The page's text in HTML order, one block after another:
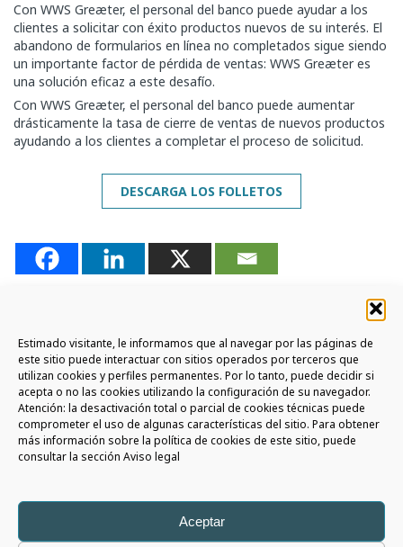
Estimado visitante, le informamos que al navegar por las páginas de
este sitio puede interactuar con sitios operados por terceros que
utilizan cookies y perfiles permanentes. Por lo tanto, puede decidir si
acepta o no las cookies utilizando la configuración de su navegador.
Atención: la desactivación total o parcial de cookies técnicas puede
comprometer el uso de algunas características del sitio. Para obtener
más información sobre la política de cookies de este sitio, puede
consultar la sección Aviso legal
Aceptar
Con WWS Greæter, el personal del banco puede ayudar a los
clientes a solicitar con éxito productos nuevos de su interés. El
abandono de formularios en línea no completados sigue siendo
un importante factor de pérdida de ventas: WWS Greæter es
una solución eficaz a este desafío.
Con WWS Greæter, el personal del banco puede aumentar
drásticamente la tasa de cierre de ventas de nuevos productos
ayudando a los clientes a completar el proceso de solicitud.
DESCARGA LOS FOLLETOS
SUSCRÍBETE A LA NEWSLETTER
ÚNETE A LA COMMUNITY AURIGA